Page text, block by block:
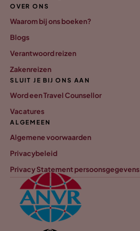
OVER ONS
Waarom bij ons boeken?
Blogs
Verantwoord reizen
Zakenreizen
SLUIT JE BIJ ONS AAN
Word een Travel Counsellor
Vacatures
ALGEMEEN
Algemene voorwaarden
Privacybeleid
Privacy Statement persoonsgegevens